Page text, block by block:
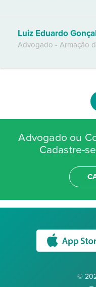
Luiz Eduardo
Advogado - Armação
Advogado ou
Cadastre-
©